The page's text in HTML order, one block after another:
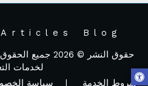
Blog
Articles
حقوق النشر © 2026 جميع الحقوق محفوظة -
لخدمات
شروط الخدمة
| سياسة